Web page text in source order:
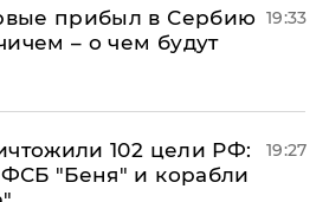
прибыл в Сербию
– о чем будут
19:33
102 цели РФ:
"Беня" и корабли
19:27